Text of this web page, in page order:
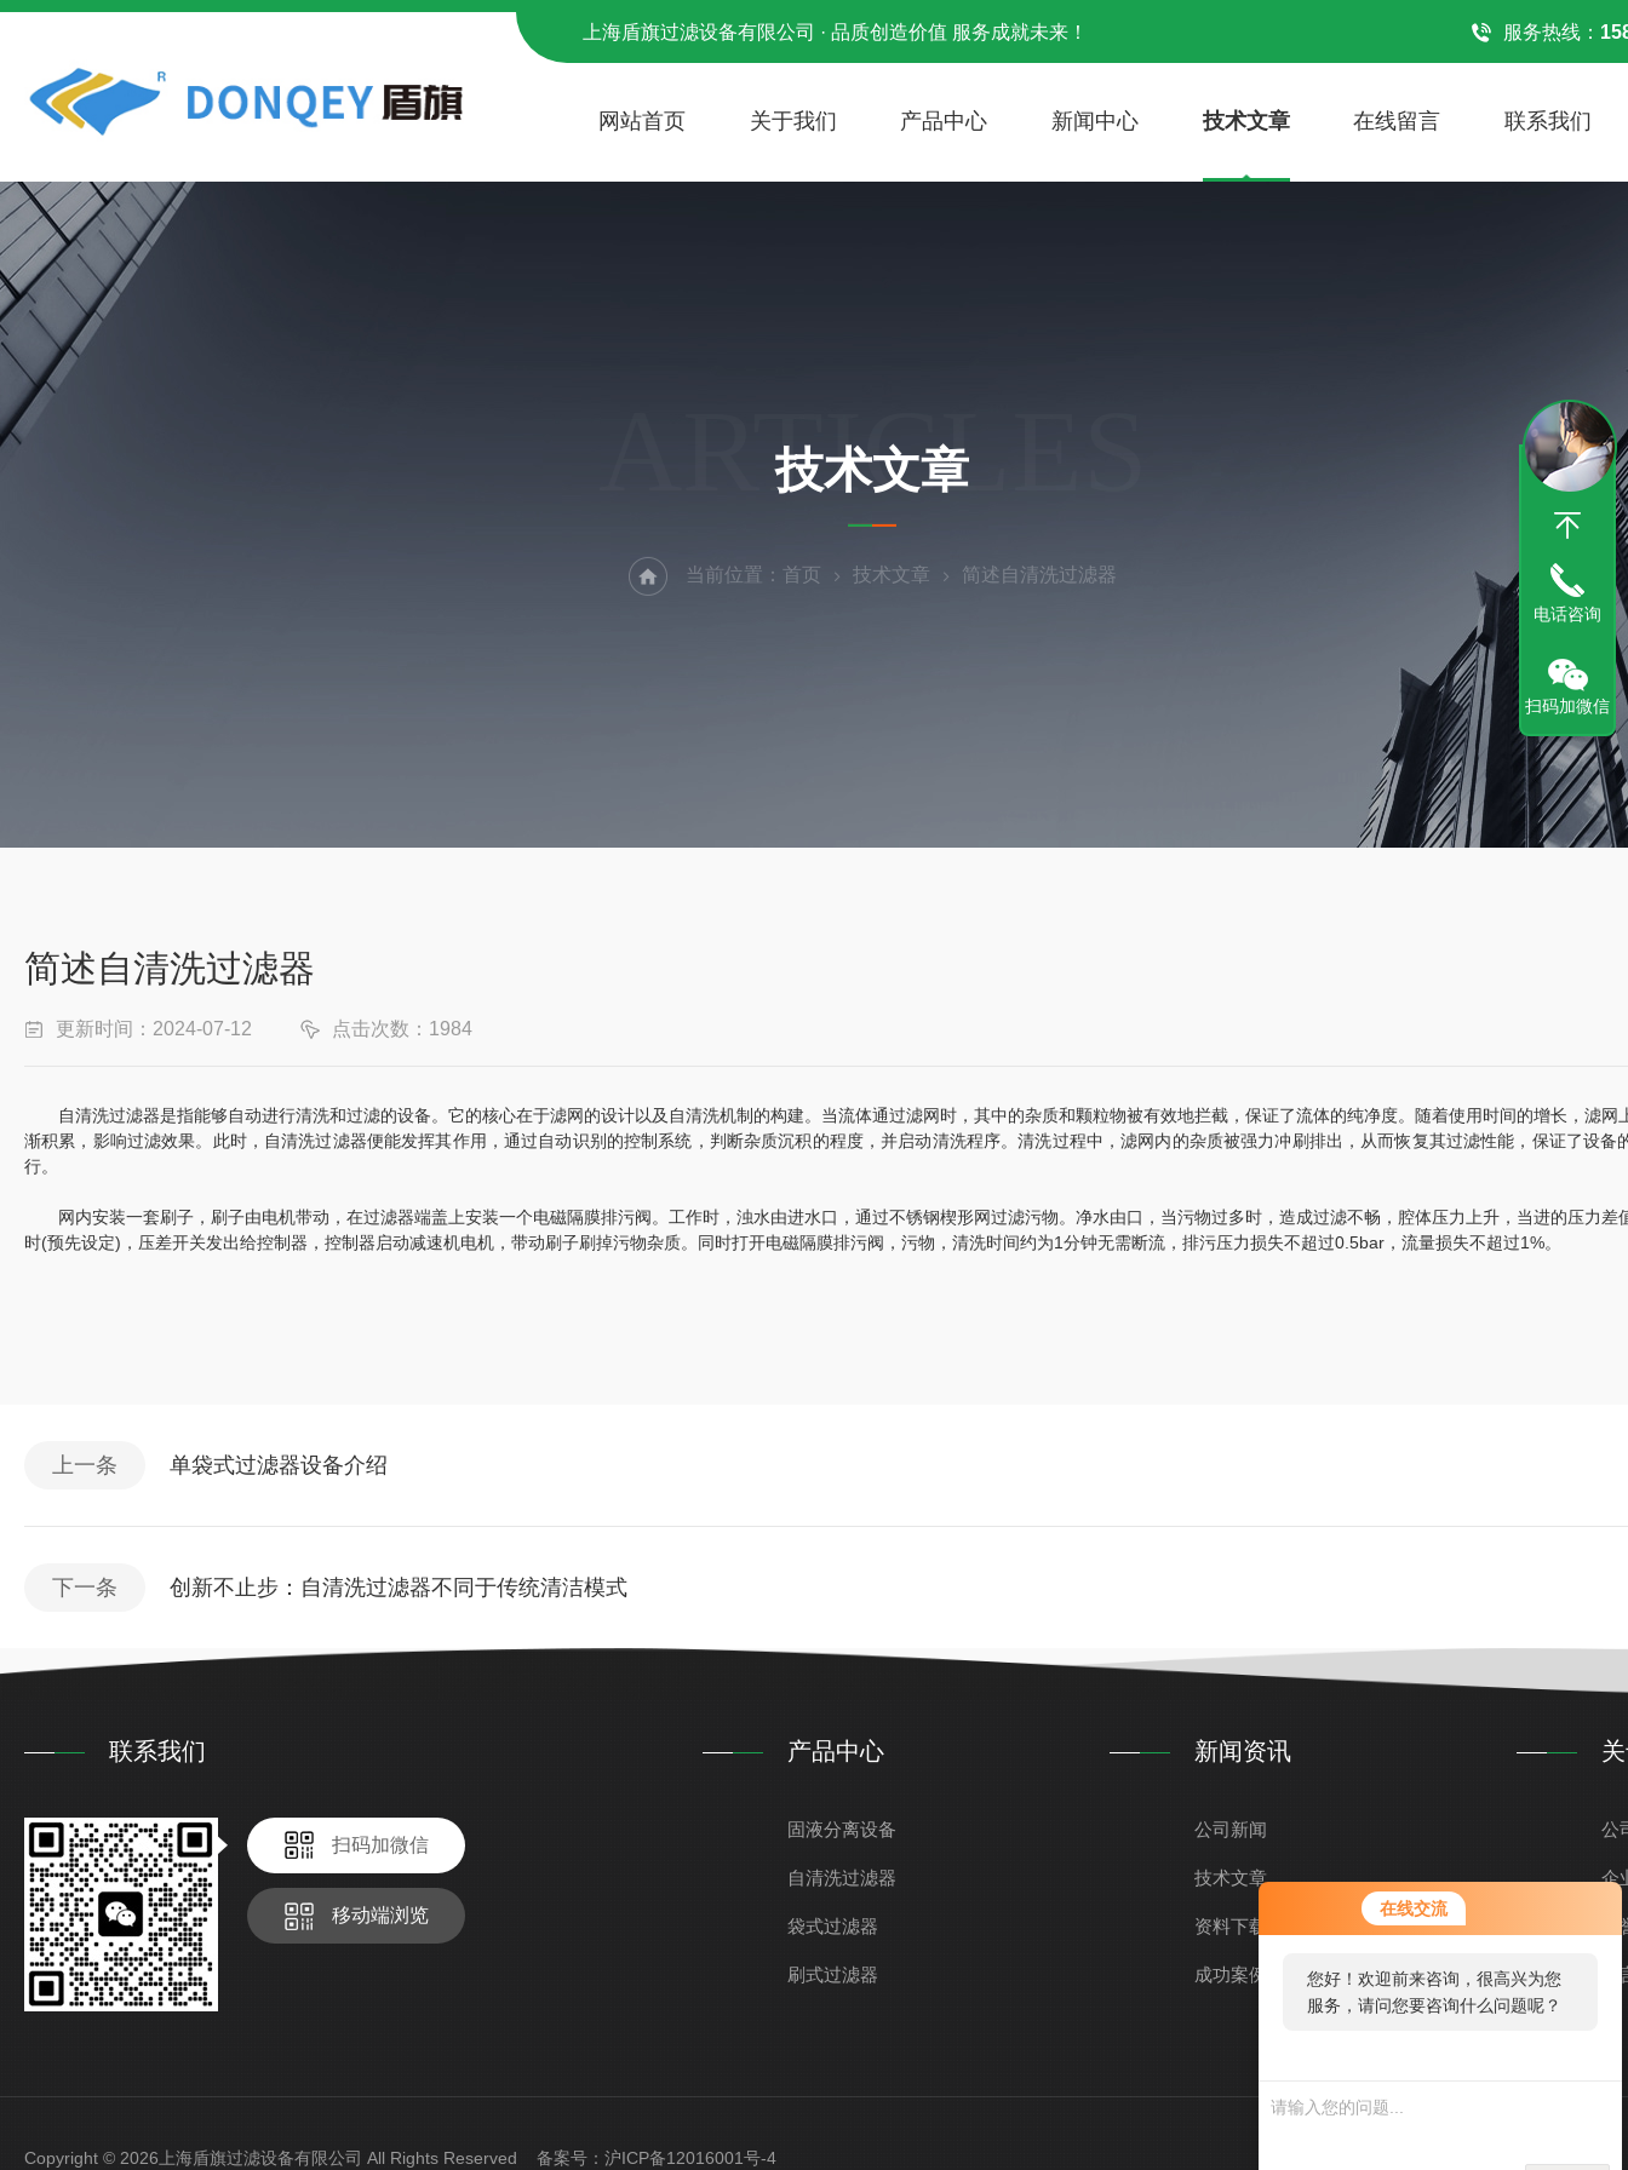
在线交流
您好！欢迎前来咨询，很高兴为您
服务，请问您要咨询什么问题呢？
上海盾旗过滤设备有限公司 · 品质创造价值 服务成就未来！ 服务热线：
网站首页 关于我们 产品中心 新闻中心 技术文章 在线留言 联系我们
ARTICLES
技术文章
当前位置： 首页 技术文章 简述自清洗过滤器
简述自清洗过滤器
更新时间：2024-07-12 点击次数：1984
自清洗过滤器是指能够自动进行清洗和过滤的设备。它的核心在于滤网的设计以及自清洗机制的构建。当流体通过滤网时，其中的杂质和颗粒物被有效地拦截，保证了流体的纯净度。随着使用时间的增长，滤网
渐积累，影响过滤效果。此时，自清洗过滤器便能发挥其作用，通过自动识别的控制系统，判断杂质沉积的程度，并启动清洗程序。清洗过程中，滤网内的杂质被强力冲刷排出，从而恢复其过滤性能，保证了设备
行。
网内安装一套刷子，刷子由电机带动，在过滤器端盖上安装一个电磁隔膜排污阀。工作时，浊水由进水口，通过不锈钢楔形网过滤污物。净水由口，当污物过多时，造成过滤不畅，腔体压力上升，当进的压力差
时(预先设定)，压差开关发出给控制器，控制器启动减速机电机，带动刷子刷掉污物杂质。同时打开电磁隔膜排污阀，污物，清洗时间约为1分钟无需断流，排污压力损失不超过0.5bar，流量损失不超过1%。
上一条 单袋式过滤器设备介绍
下一条 创新不止步：自清洗过滤器不同于传统清洁模式
联系我们
扫码加微信
移动端浏览
产品中心
固液分离设备
自清洗过滤器
袋式过滤器
刷式过滤器
新闻资讯
公司新闻
技术文章
资料下载
成功案例
公
企
Copyright © 2026上海盾旗过滤设备有限公司 All Rights Reserved 备案号： 沪ICP备12016001号-4
电话咨询
扫码加微信